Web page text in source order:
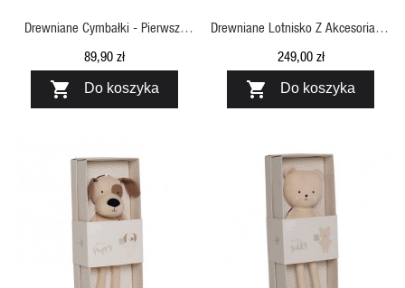
Drewniane Cymbałki - Pierwszy
Ksylofon Królik
89,90 zł
 Do koszyka
Drewniane Lotnisko Z Akcesoriami,
Flexa
249,00 zł
 Do koszyka
SZYBKI PODGLĄD SZYBKI PODGLĄD